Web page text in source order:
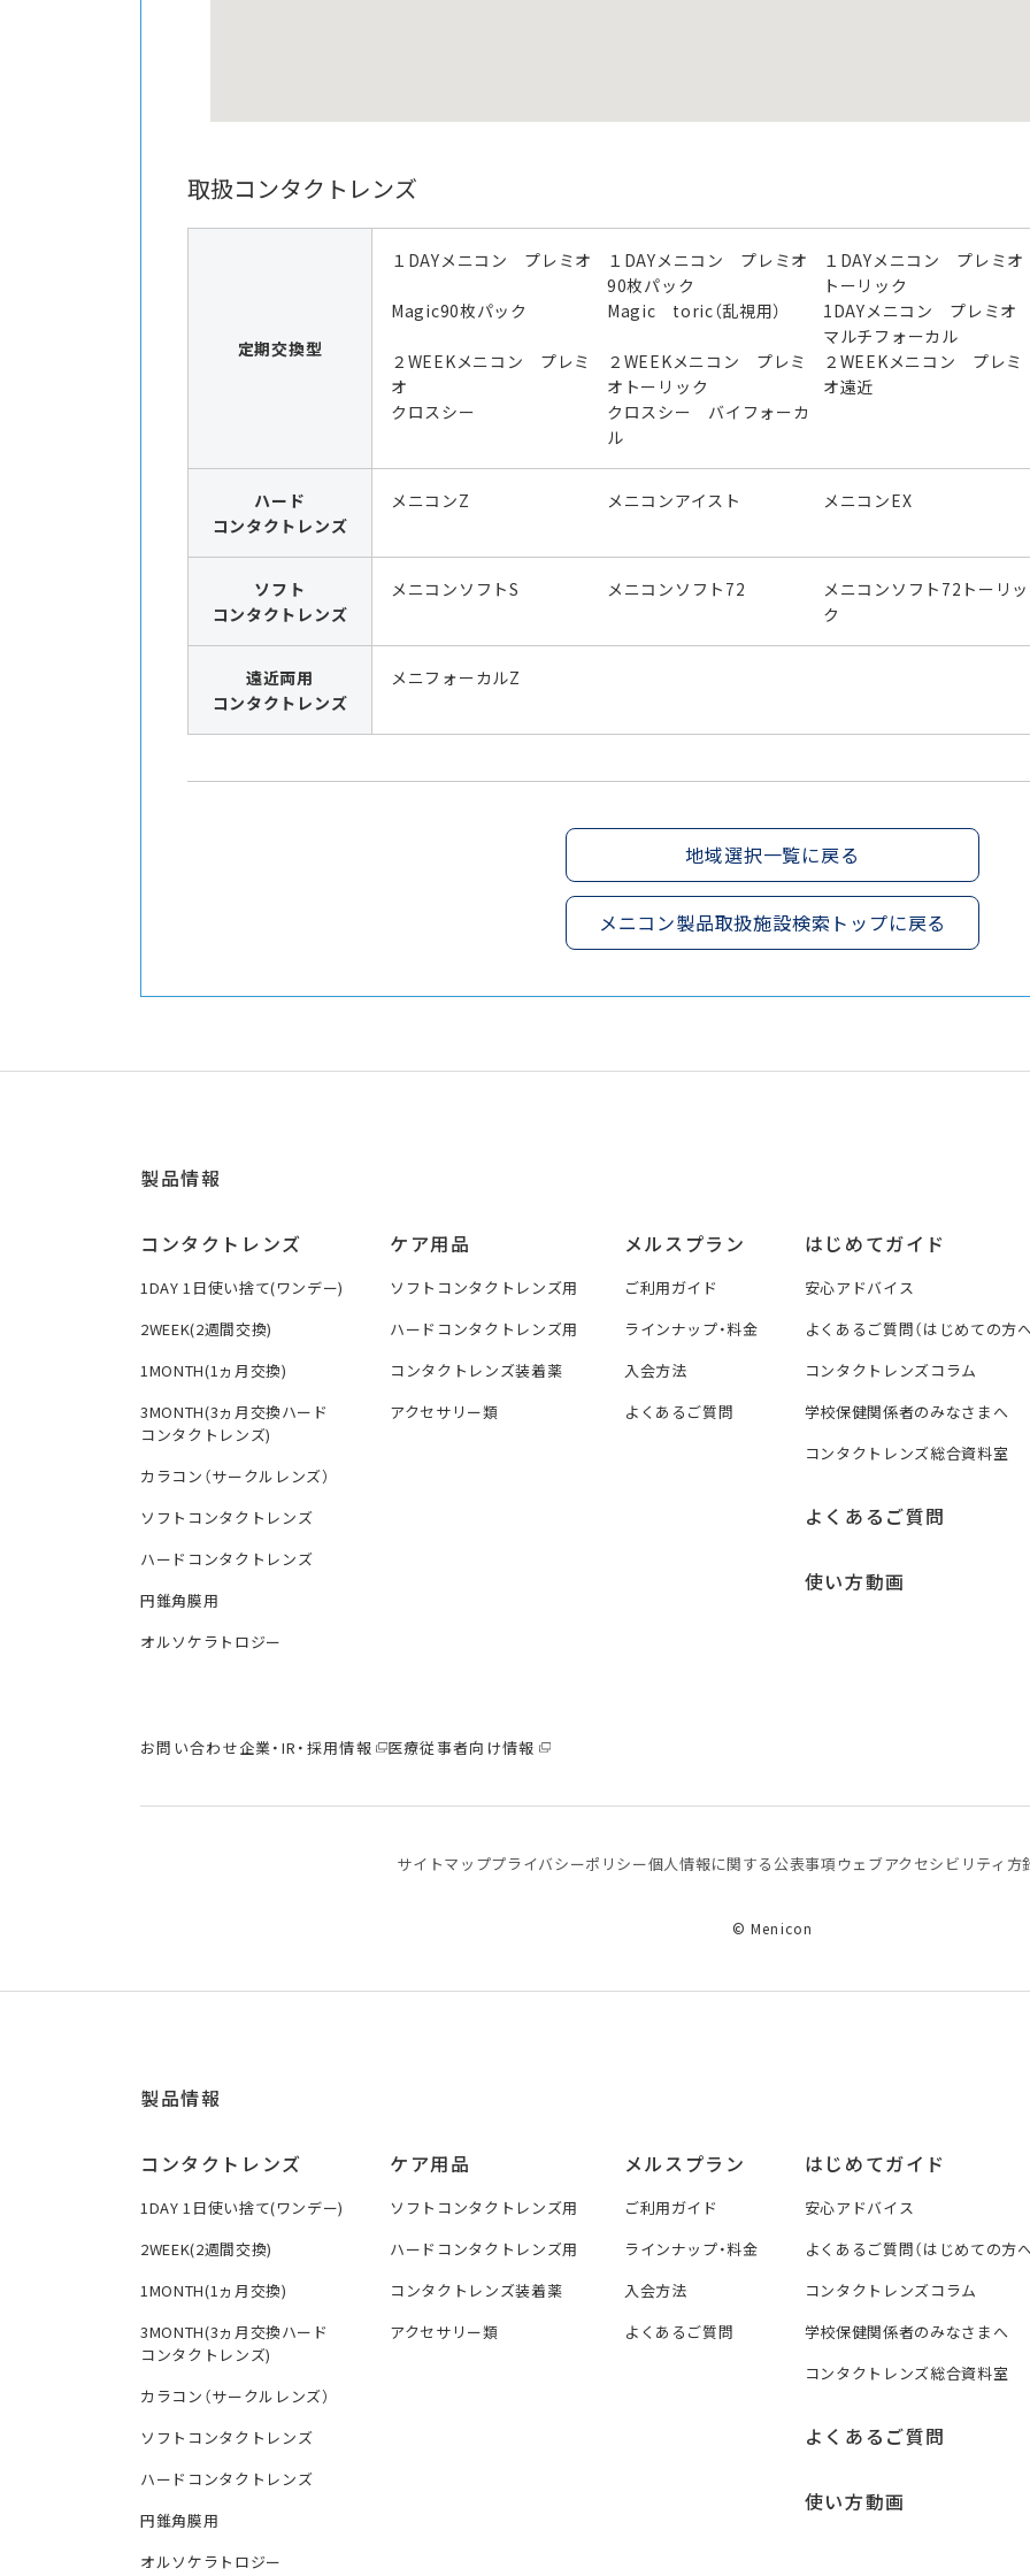
取扱コンタクトレンズ
定期交換型
１DAYメニコン プレミオ
１DAYメニコン プレミオ
90枚パック
１DAYメニコン プレミオ
トーリック
Magic90枚パック Magic toric（乱視用）
1DAYメニコン プレミオ
マルチフォーカル
２WEEKメニコン プレミ
オ
２WEEKメニコン プレミ
オトーリック
２WEEKメニコン プレミ
オ遠近
クロスシー
クロスシー バイフォーカ
ル
ハード
コンタクトレンズ
メニコンZ メニコンアイスト メニコンEX
ソフト
コンタクトレンズ
メニコンソフトS メニコンソフト72
メニコンソフト72トーリッ
ク
遠近両用
コンタクトレンズ
メニフォーカルZ
地域選択一覧に戻る
メニコン製品取扱施設検索トップに戻る
製品情報
コンタクトレンズ
1DAY 1日使い捨て(ワンデー)
2WEEK(2週間交換)
1MONTH(1ヵ月交換)
3MONTH(3ヵ月交換ハード
コンタクトレンズ)
カラコン（サークルレンズ）
ソフトコンタクトレンズ
ハードコンタクトレンズ
円錐角膜用
オルソケラトロジー
ケア用品
ソフトコンタクトレンズ用
ハードコンタクトレンズ用
コンタクトレンズ装着薬
アクセサリー類
メルスプラン
ご利用ガイド
ラインナップ・料金
入会方法
よくあるご質問
はじめてガイド
安心アドバイス
よくあるご質問（はじめての方へ
コンタクトレンズコラム
学校保健関係者のみなさまへ
コンタクトレンズ総合資料室
よくあるご質問
使い方動画
お問い合わせ企業・IR・採用情報 医療従事者向け情報
サイトマッププライバシーポリシー個⼈情報に関する公表事項 ウェブアクセシビリティ方
© Menicon
製品情報
コンタクトレンズ
1DAY 1日使い捨て(ワンデー)
2WEEK(2週間交換)
1MONTH(1ヵ月交換)
3MONTH(3ヵ月交換ハード
コンタクトレンズ)
カラコン（サークルレンズ）
ソフトコンタクトレンズ
ハードコンタクトレンズ
円錐角膜用
オルソケラトロジー
ケア用品
ソフトコンタクトレンズ用
ハードコンタクトレンズ用
コンタクトレンズ装着薬
アクセサリー類
メルスプラン
ご利用ガイド
ラインナップ・料金
入会方法
よくあるご質問
はじめてガイド
安心アドバイス
よくあるご質問（はじめての方へ
コンタクトレンズコラム
学校保健関係者のみなさまへ
コンタクトレンズ総合資料室
よくあるご質問
使い方動画